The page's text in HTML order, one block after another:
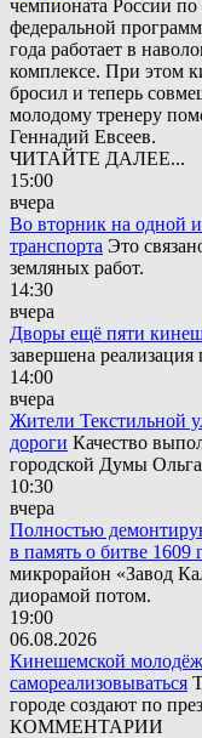
чемпионата России
федеральной
года работает в
комплексе. При этом
бросил и теперь
молодому тренеру
Геннадий Евсеев.
ЧИТАЙТЕ ДАЛЕЕ...
15:00
вчера
Во вторник на одной
транспорта Это
земляных работ.
14:30
вчера
Дворы ещё пяти
завершена
14:00
вчера
Жители Текстильной
дороги Качество
городской Думы
10:30
вчера
Полностью
в память о битве 1609
микрорайон «Завод
диорамой потом.
19:00
06.08.2026
Кинешемской
самореализовываться
городе создают по
КОММЕНТАРИИ